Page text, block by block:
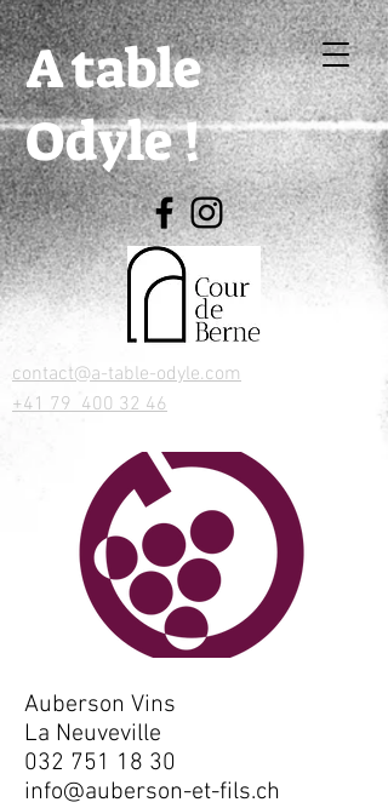
A table
Odyle !
contact@a-table-odyle.com
+41 79 400 32 46
Auberson Vins
La Neuveville
032 751 18 30
info@auberson-et-fils.ch